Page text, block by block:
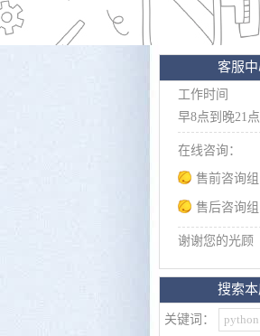
客服
工作时间
早8点到晚21点
在线咨询：
售前咨询组
售后咨询组
谢谢您的光顾
搜索
关键词：